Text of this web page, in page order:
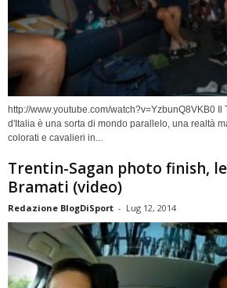
http://www.youtube.com/watch?v=YzbunQ8VKB0 Il
d'Italia è una sorta di mondo parallelo, una realtà
colorati e cavalieri in...
Trentin-Sagan photo finish,
Bramati (video)
Redazione BlogDiSport - Lug 12, 2014